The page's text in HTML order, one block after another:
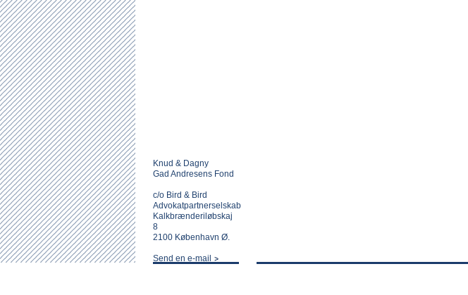
Knud & Dagny
Gad Andresens Fond
c/o Bird & Bird
Advokatpartnerselskab
Kalkbrænderiløbskaj
8
2100 København Ø.
Send en e-mail